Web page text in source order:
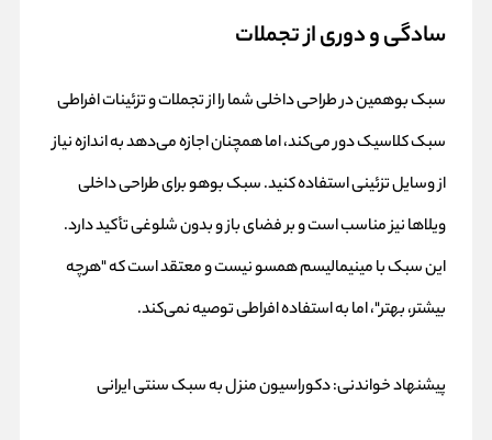
سادگی و دوری از تجملات
سبک بوهمین در طراحی داخلی شما را از تجملات و تزئینات افراطی
سبک کلاسیک دور می‌کند، اما همچنان اجازه می‌دهد به اندازه نیاز
از وسایل تزئینی استفاده کنید. سبک بوهو برای طراحی داخلی
ویلاها نیز مناسب است و بر فضای باز و بدون شلوغی تأکید دارد.
این سبک با مینیمالیسم همسو نیست و معتقد است که "هرچه
بیشتر، بهتر"، اما به استفاده افراطی توصیه نمی‌کند.
پیشنهاد خواندنی:دکوراسیون منزل به سبک سنتی ایرانی